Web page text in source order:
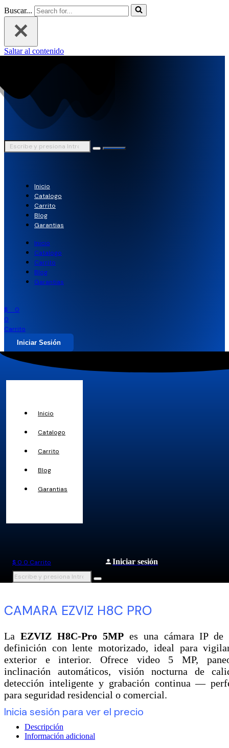
Buscar...
Saltar al contenido
Inicio
Catalogo
Carrito
Blog
Garantias
Inicio
Catalogo
Carrito
Blog
Garantias
$ 0
0
Carrito
Iniciar Sesión
Inicio
Catalogo
Carrito
Blog
Garantias
$ 0 0 Carrito Iniciar sesión
CAMARA EZVIZ H8C PRO
La EZVIZ H8C-Pro 5MPes una cámara IP de
definición con lente motorizado, ideal para
exterior e interior. Ofrece video 5 MP,
inclinación automáticos, visión nocturna de
detección inteligente y grabación continua —
para seguridad residencial o comercial.
Inicia sesión para ver el precio
Descripción
Información adicional